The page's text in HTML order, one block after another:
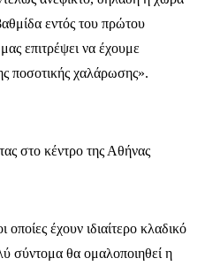
εντός του πρώτου
επιτρέψει να έχουμε
ποσοτικής χαλάρωσης».
στο κέντρο της Αθήνας
έχουν ιδιαίτερο κλαδικό
σύντομα θα ομαλοποιηθεί η